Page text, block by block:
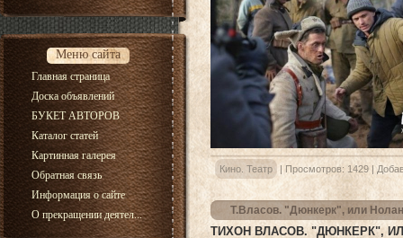
Меню сайта
Главная страница
Доска объявлений
БУКЕТ АВТОРОВ
Каталог статей
Картинная галерея
Обратная связь
Информация о сайте
О прекращении деятел...
Кино. Театр | Просмотров: 1429 |
Т.Власов. "Дюнкерк", или
ТИХОН ВЛАСОВ. "ДЮНКЕРК",